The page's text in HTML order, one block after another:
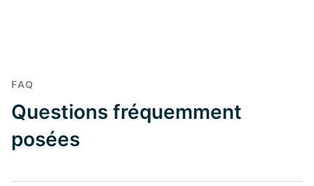
FAQ
Questions fréquemment
posées